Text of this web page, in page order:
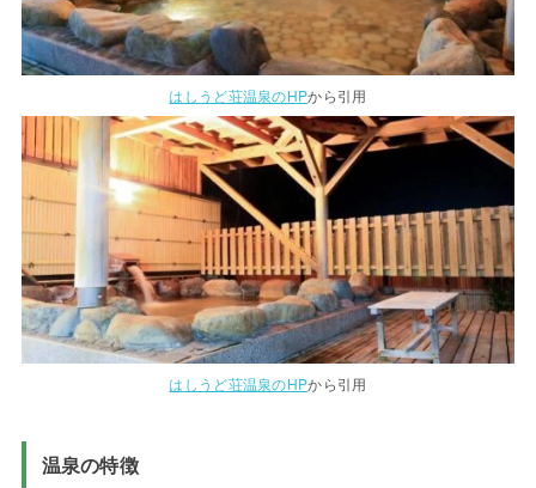
はしうど荘温泉のHPから引用
はしうど荘温泉のHPから引用
温泉の特徴